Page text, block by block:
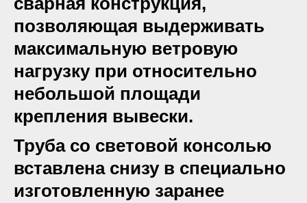
позволяющая выдерживать
максимальную ветровую
нагрузку при относительно
небольшой площади
крепления вывески.
Труба со световой консолью
вставлена снизу в специально
изготовленную заранее